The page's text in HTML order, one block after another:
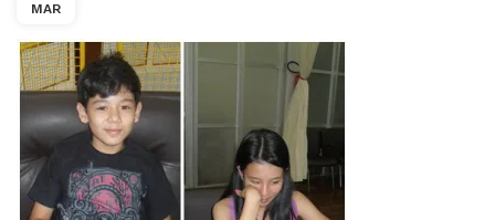
MAR